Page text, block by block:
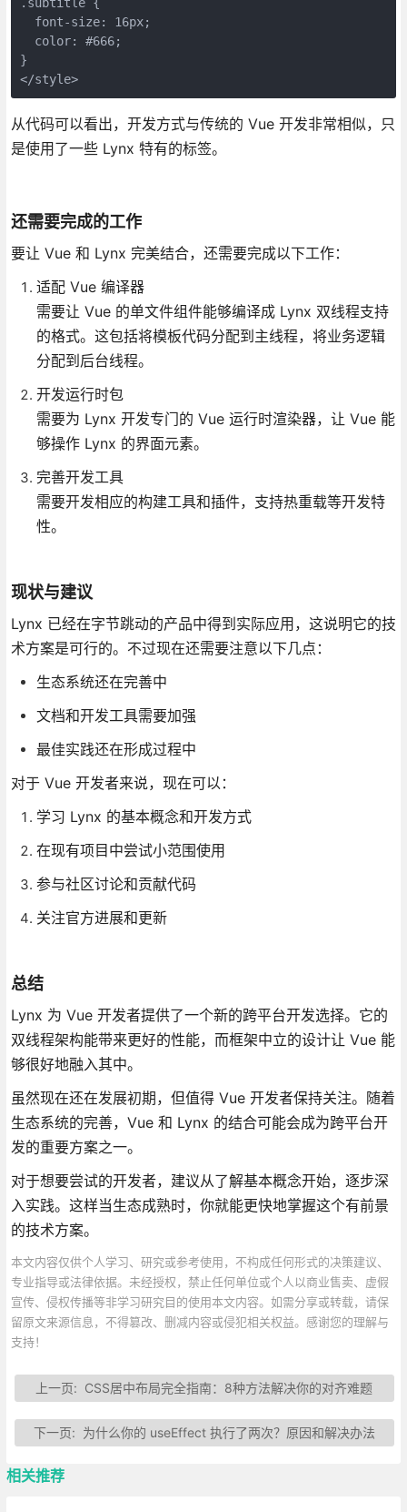
  font-size: 16px;
  color: #666;
}
</style>
从代码可以看出，开发方式与传统的 Vue 开发非常相似，只
是使用了一些 Lynx 特有的标签。
还需要完成的工作
要让 Vue 和 Lynx 完美结合，还需要完成以下工作：
适配 Vue 编译器
需要让 Vue 的单文件组件能够编译成 Lynx 双线程支持
的格式。这包括将模板代码分配到主线程，将业务逻辑
分配到后台线程。
开发运行时包
需要为 Lynx 开发专门的 Vue 运行时渲染器，让 Vue 能
够操作 Lynx 的界面元素。
完善开发工具
需要开发相应的构建工具和插件，支持热重载等开发特
性。
现状与建议
Lynx 已经在字节跳动的产品中得到实际应用，这说明它的技
术方案是可行的。不过现在还需要注意以下几点：
生态系统还在完善中
文档和开发工具需要加强
最佳实践还在形成过程中
对于 Vue 开发者来说，现在可以：
学习 Lynx 的基本概念和开发方式
在现有项目中尝试小范围使用
参与社区讨论和贡献代码
关注官方进展和更新
总结
Lynx 为 Vue 开发者提供了一个新的跨平台开发选择。它的
双线程架构能带来更好的性能，而框架中立的设计让 Vue 能
够很好地融入其中。
虽然现在还在发展初期，但值得 Vue 开发者保持关注。随着
生态系统的完善，Vue 和 Lynx 的结合可能会成为跨平台开
发的重要方案之一。
对于想要尝试的开发者，建议从了解基本概念开始，逐步深
入实践。这样当生态成熟时，你就能更快地掌握这个有前景
的技术方案。
本文内容仅供个人学习、研究或参考使用，不构成任何形式的决策建议、
专业指导或法律依据。未经授权，禁止任何单位或个人以商业售卖、虚假
宣传、侵权传播等非学习研究目的使用本文内容。如需分享或转载，请保
留原文来源信息，不得篡改、删减内容或侵犯相关权益。感谢您的理解与
支持！
上一页: CSS居中布局完全指南：8种方法解决你的对齐难题
下一页: 为什么你的 useEffect 执行了两次？原因和解决办法
相关推荐